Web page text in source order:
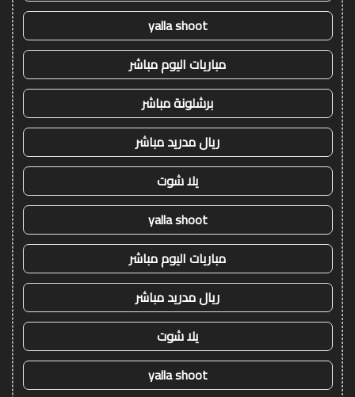
yalla shoot
مباريات اليوم مباشر
برشلونة مباشر
ريال مدريد مباشر
يلا شوت
yalla shoot
مباريات اليوم مباشر
ريال مدريد مباشر
يلا شوت
yalla shoot